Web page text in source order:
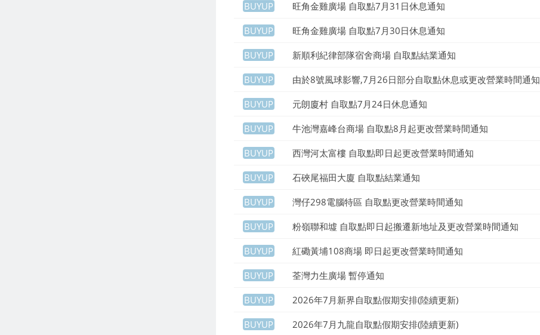
BUYUP 旺角金雞廣場 自取點7月31日休息通知
BUYUP 旺角金雞廣場 自取點7月30日休息通知
BUYUP 新順利紀律部隊宿舍商場 自取點結業通知
BUYUP 由於8號風球影響,7月26日部分自取點休息或更改營業時間通知
BUYUP 元朗廈村 自取點7月24日休息通知
BUYUP 牛池灣嘉峰台商場 自取點8月起更改營業時間通知
BUYUP 西灣河太富樓 自取點即日起更改營業時間通知
BUYUP 石硤尾福田大廈 自取點結業通知
BUYUP 灣仔298電腦特區 自取點更改營業時間通知
BUYUP 粉嶺聯和墟 自取點即日起搬遷新地址及更改營業時間通知
BUYUP 紅磡黃埔108商場 即日起更改營業時間通知
BUYUP 荃灣力生廣場 暫停通知
BUYUP 2026年7月新界自取點假期安排(陸續更新)
BUYUP 2026年7月九龍自取點假期安排(陸續更新)